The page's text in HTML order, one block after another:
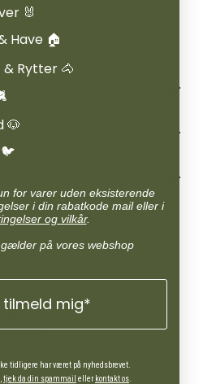
fre 10-16)
🐰
Have 🏠
& Rytter 🐴
🐶
for varer uden eksisterende
i din rabatkode mail eller i
og vilkår.
på vores webshop
tilmeld mig*
tidligere har været på nyhedsbrevet.
tjek da din spammail ellerkontakt os